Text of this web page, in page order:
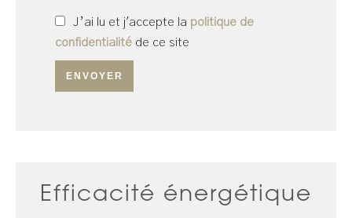
J’ai lu et j'accepte la politique de
confidentialité de ce site
ENVOYER
Efficacité énergétique